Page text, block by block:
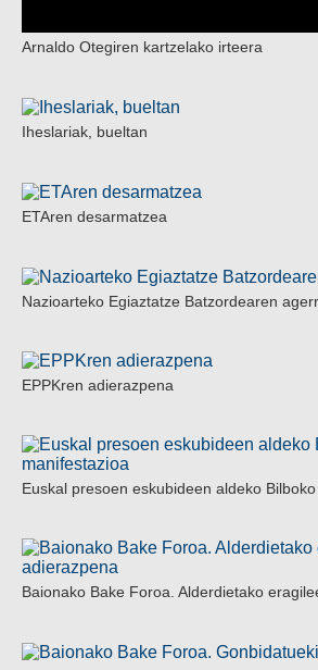
Arnaldo Otegiren kartzelako irteera
Iheslariak, bueltan
ETAren desarmatzea
Nazioarteko Egiaztatze Batzordearen
EPPKren adierazpena
Euskal presoen eskubideen aldeko
Baionako Bake Foroa. Alderdietako